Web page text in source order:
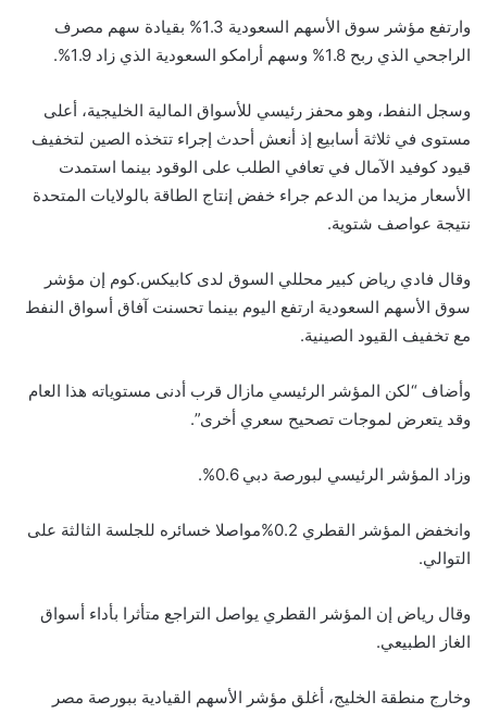
وارتفع مؤشر سوق الأسهم السعودية 1.3% بقيادة سهم مصرف
الراجحي الذي ربح 1.8% وسهم أرامكو السعودية الذي زاد 1.9%.
وسجل النفط، وهو محفز رئيسي للأسواق المالية الخليجية، أعلى
مستوى في ثلاثة أسابيع إذ أنعش أحدث إجراء تتخذه الصين لتخفيف
قيود كوفيد الآمال في تعافي الطلب على الوقود بينما استمدت
الأسعار مزيدا من الدعم جراء خفض إنتاج الطاقة بالولايات المتحدة
نتيجة عواصف شتوية.
وقال فادي رياض كبير محللي السوق لدى كابيكس.كوم إن مؤشر
سوق الأسهم السعودية ارتفع اليوم بينما تحسنت آفاق أسواق النفط
مع تخفيف القيود الصينية.
وأضاف “لكن المؤشر الرئيسي مازال قرب أدنى مستوياته هذا العام
وقد يتعرض لموجات تصحيح سعري أخرى”.
وزاد المؤشر الرئيسي لبورصة دبي 0.6%.
وانخفض المؤشر القطري 0.2%مواصلا خسائره للجلسة الثالثة على
التوالي.
وقال رياض إن المؤشر القطري يواصل التراجع متأثرا بأداء أسواق
الغاز الطبيعي.
وخارج منطقة الخليج، أغلق مؤشر الأسهم القيادية ببورصة مصر